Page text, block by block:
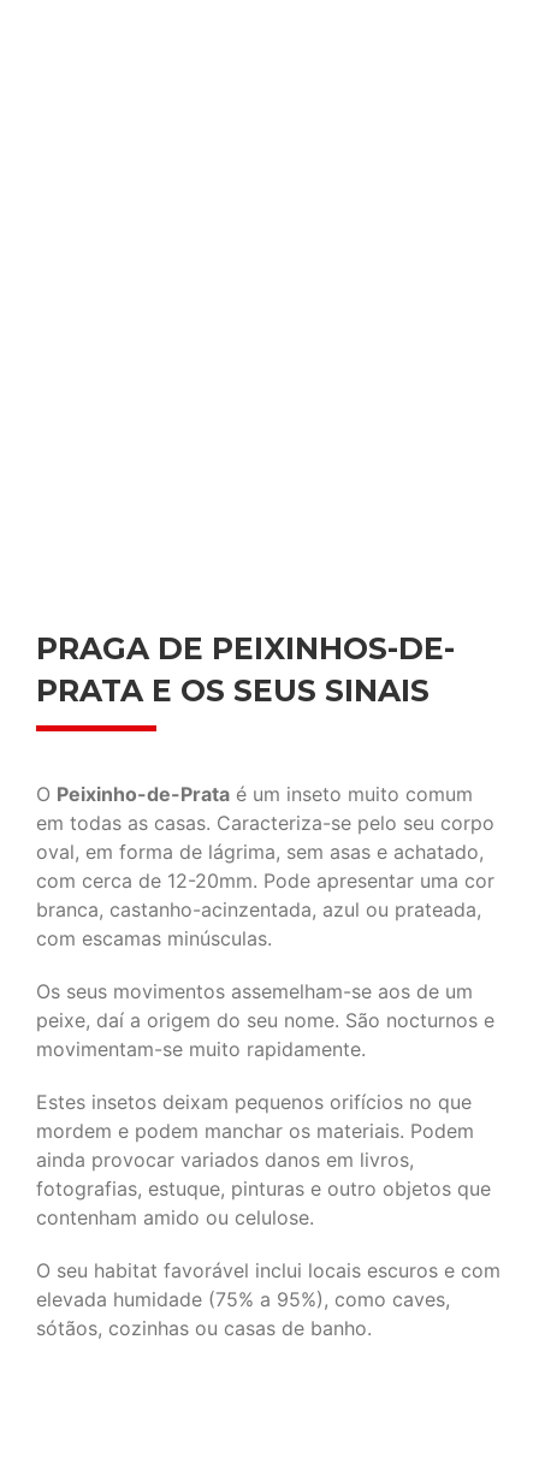
PRAGA DE PEIXINHOS-DE-
PRATA E OS SEUS SINAIS
O Peixinho-de-Prata é um inseto muito comum
em todas as casas. Caracteriza-se pelo seu corpo
oval, em forma de lágrima, sem asas e achatado,
com cerca de 12-20mm. Pode apresentar uma cor
branca, castanho-acinzentada, azul ou prateada,
com escamas minúsculas.
Os seus movimentos assemelham-se aos de um
peixe, daí a origem do seu nome. São nocturnos e
movimentam-se muito rapidamente.
Estes insetos deixam pequenos orifícios no que
mordem e podem manchar os materiais. Podem
ainda provocar variados danos em livros,
fotografias, estuque, pinturas e outro objetos que
contenham amido ou celulose.
O seu habitat favorável inclui locais escuros e com
elevada humidade (75% a 95%), como caves,
sótãos, cozinhas ou casas de banho.